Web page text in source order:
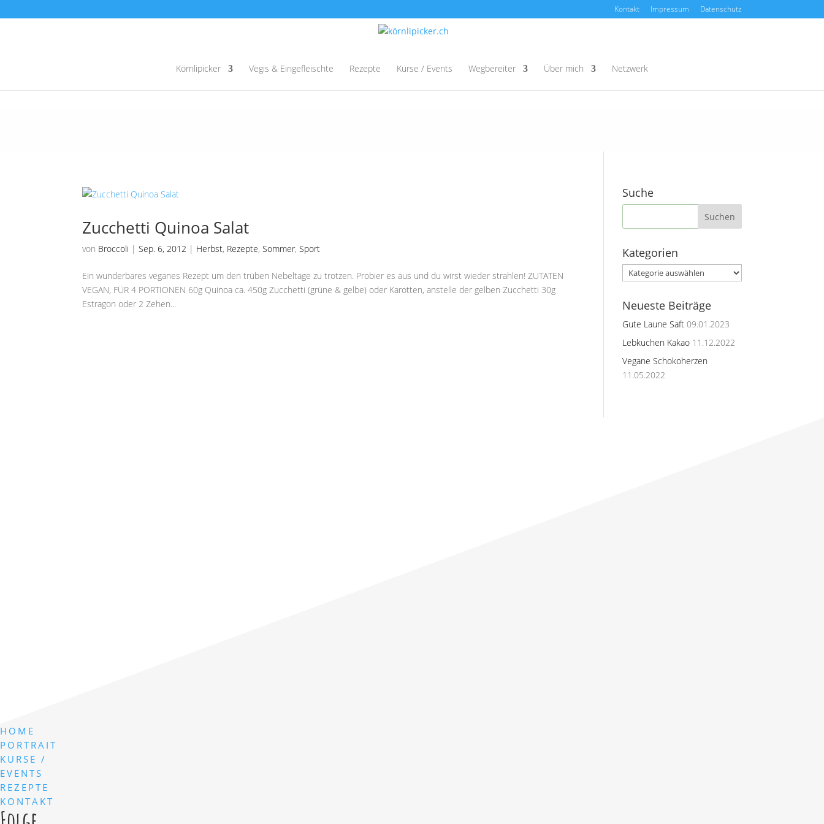
Kontakt Impressum Datenschutz
Körnlipicker Vegis & Eingefleischte Rezepte Kurse / Events Wegbereiter Über mich Netzwerk
Zucchetti Quinoa Salat
von Broccoli |Sep. 6, 2012 | Herbst, Rezepte,Sommer,Sport
Ein wunderbares veganes Rezept um den trüben Nebeltage zu trotzen. Probier es aus und du wirst wieder strahlen! ZUTATEN
VEGAN, FÜR 4 PORTIONEN 60g Quinoa ca. 450g Zucchetti (grüne & gelbe) oder Karotten, anstelle der gelben Zucchetti 30g
Estragon oder 2 Zehen...
Suche
Kategorien
Kategorien
Neueste Beiträge
Gute Laune Saft 09.01.2023
Lebkuchen Kakao 11.12.2022
Vegane Schokoherzen
11.05.2022
HOME
PORTRAIT
KURSE /
EVENTS
REZEPTE
KONTAKT